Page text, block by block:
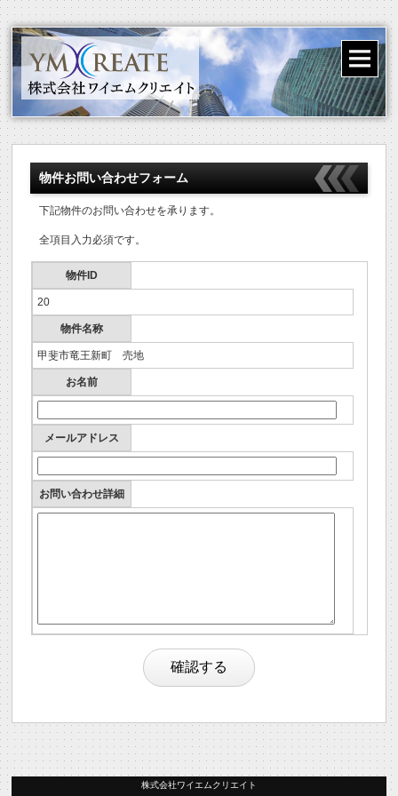
物件お問い合わせフォーム
下記物件のお問い合わせを承ります。
全項目入力必須です。
物件ID
20
物件名称
甲斐市竜王新町 売地
お名前
メールアドレス
お問い合わせ詳細
株式会社ワイエムクリエイト